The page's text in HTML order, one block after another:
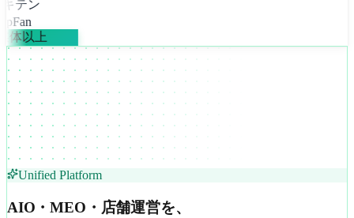
キテン
体以上
Unified Platform
AIO・MEO・店舗運営を、